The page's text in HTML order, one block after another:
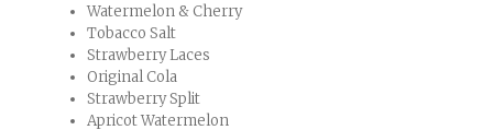
Watermelon & Cherry
Tobacco Salt
Strawberry Laces
Original Cola
Strawberry Split
Apricot Watermelon